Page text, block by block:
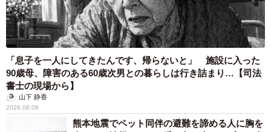
「息子を一人にしてきたんです、帰らないと」 施設に入った
90歳母、障害のある60歳次男との暮らしは行き詰まり…【司法
書士の現場から】
山下 静香
2026.08.08
熊本地震でペット同伴の避難を諦める人に胸を